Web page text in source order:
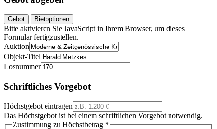
Gebot Bietoptionen
Bitte aktivieren Sie JavaScript in Ihrem Browser, um dieses
Formular fertigzustellen.
Auktion
Objekt-Titel
Losnummer
Schriftliches Vorgebot
Höchstgebot eintragen
Das Höchstgebot ist bei einem schriftlichen Vorgebot notwendig.
Zustimmung zu Höchstbetrag *